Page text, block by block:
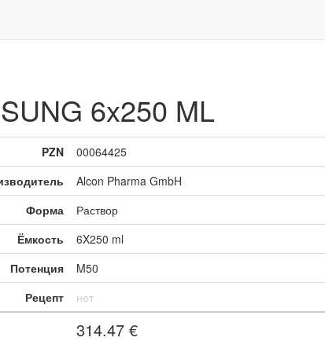
6x250 ML
PZN
00064425
Alcon Pharma GmbH
Форма
Раствор
Ёмкость
6X250 ml
Потенция
M50
Рецепт
нет
314.47 €